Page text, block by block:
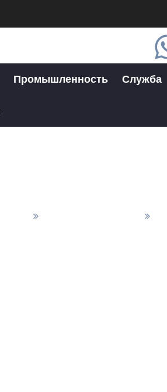
Промышленность Служба